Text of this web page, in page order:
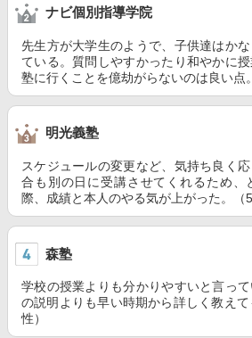
ナビ個別指導学院
先生方が大学生のようで、子供達はか
ている。質問しやすかったり和やかに授
塾に行くことを億劫がらないのは良い点
明光義塾
スケジュールの変更など、気持ち良く
合も別の日に受講させてくれるため、
際、成績と本人のやる気が上がった。（
森塾
学校の授業よりも分かりやすいと言っ
の説明よりも早い時期から詳しく教え
性）